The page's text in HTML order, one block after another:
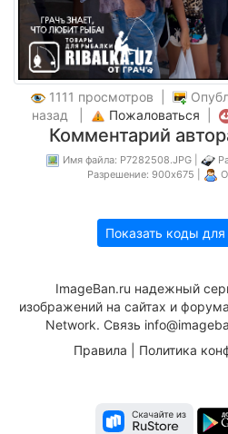
1111 просмотров |
назад |
Пожаловаться
Комментарий
Имя файла: P7282508.JPG |
Разрешение: 900x675 |
Показать коды
ImageBan.ru надежный
изображений на сайтах и
Network. Связь
Правила
Политика